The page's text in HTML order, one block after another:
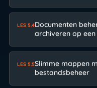
LES 5.4Documenten
archiveren op
LES 5.5Slimme mappen
bestandsbeheer